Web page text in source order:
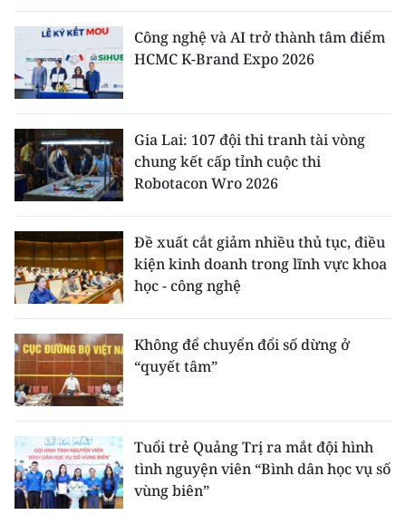
Công nghệ và AI trở thành tâm điểm
HCMC K-Brand Expo 2026
Gia Lai: 107 đội thi tranh tài vòng
chung kết cấp tỉnh cuộc thi
Robotacon Wro 2026
Đề xuất cắt giảm nhiều thủ tục, điều
kiện kinh doanh trong lĩnh vực khoa
học - công nghệ
Không để chuyển đổi số dừng ở
“quyết tâm”
Tuổi trẻ Quảng Trị ra mắt đội hình
tình nguyện viên “Bình dân học vụ số
vùng biên”